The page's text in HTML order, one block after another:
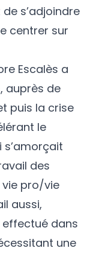
s’adjoindre
centrer sur
Escalès a
auprès de
puis la crise
le
des
vie pro/vie
aussi,
dans
une